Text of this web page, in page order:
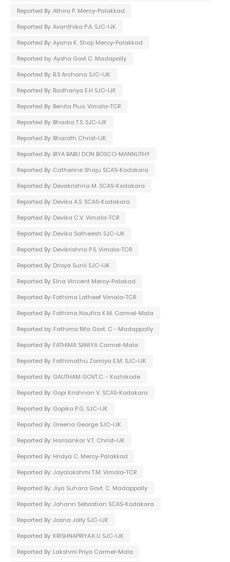
Reported By: Athira P. Mercy-Palakkad
Reported By: Avanthika P.A. SJC-IJK
Reported By: Ayana K. Shaji Mercy-Palakkad
Reported by: Aysha Govt C. Madapally
Reported By: B.S Archana SJC-IJK
Reported By: Badhariya E.H SJC-IJK
Reported By: Benita Pius. Vimala-TCR
Reported By: Bhadra T.S. SJC-IJK
Reported By: Bharath Christ-IJK
Reported By: BIYA BABU DON BOSCO-MANNUTHY
Reported By: Catherine Shaju SCAS-Kodakara
Reported By: Devakrishna M. SCAS-Kodakara
Reported By: Devika A.S. SCAS-Kodakara
Reported By: Devika C.V. Vimala-TCR
Reported By: Devika Satheesh SJC-IJK
Reported By: Devikrishna P.S. Vimala-TCR
Reported By: Drisya Sunil SJC-IJK
Reported By: Elna Vincent Mercy-Palakad
Reported By: Fathima Latheef Vimala-TCR
Reported By: Fathima Noufira K.M. Carmel-Mala
Reported by: Fathima Rifa Govt. C - Madappally
Reported By: FATHIMA SANIYA Carmel-Mala
Reported By: Fathimathu Zamiya E.M. SJC-IJK
Reported By: GAUTHAM GOVT.C. - Kozhikode
Reported By: Gopi Krishnan V. SCAS-Kodakara
Reported By: Gopika P.G. SJC-IJK
Reported By: Greena George SJC-IJK
Reported By: Harisankar V.T. Christ-IJK
Reported By: Hridya C. Mercy-Palakkad
Reported By: Jayalakshmi T.M. Vimala-TCR
Reported By: Jiya Suhara Govt. C. Madappally
Reported By: Johann Sebastian SCAS-Kodakara
Reported By: Josna Jolly SJC-IJK
Reported By: KRISHNAPRIYA.K.U SJC-IJK
Reported By: Lakshmi Priya Carmel-Mala